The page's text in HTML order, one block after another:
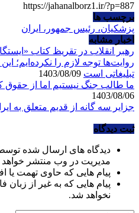
https://jahanalborz1.ir/?p=887
برچسب ها
پزشکیان، رئیس جمهور، ایران
اخبار مشابه
رهبر انقلاب در تقریظ کتاب
روایت‌ها توجه لازم را نکرده‌ایم؛
تبلیغاتی است
ما طالب جنگ نیستیم اما از حقوق
1403/08/06
جزایر سه گانه از قدیم متعلق به
ثبت دیدگاه
دیدگاه های ارسال شده
مدیریت در وب منتشر
پیام هایی که حاوی تهمت یا
پیام هایی که به غیر از
نخواهد شد.